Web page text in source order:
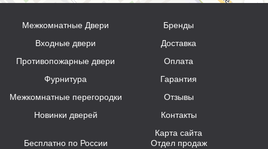
Межкомнатные Двери
Входные двери
Противопожарные двери
Фурнитура
Межкомнатные перегородки
Новинки дверей
Бренды
Доставка
Оплата
Гарантия
Отзывы
Контакты
Карта сайта
Бесплатно по России
Отдел продаж